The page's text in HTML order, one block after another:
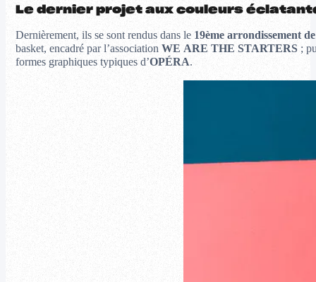
Le dernier projet aux couleurs
Dernièrement, ils se sont rendus dans le 19ème arrondissement
basket, encadré par l’associationWE ARE THE STARTERS;
formes graphiques typiques d’OPÉRA.